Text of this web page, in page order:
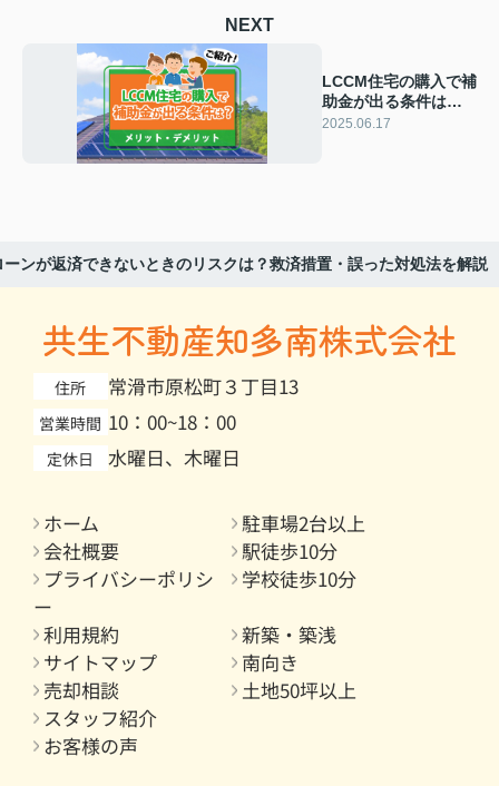
NEXT
LCCM住宅の購入で補
助金が出る条件は？
メリット・デメリッ
2025.06.17
ーンが返済できないときのリスクは？救済措置・誤った対処法を解説
共生不動産知多南株式会社
住所 常滑市原松町３丁目13
営業時間 10：00~18：00
定休日 水曜日、木曜日
ホーム
駐車場2台以上
会社概要
駅徒歩10分
プライバシーポリシ
ー
学校徒歩10分
利用規約
新築・築浅
サイトマップ
南向き
売却相談
土地50坪以上
スタッフ紹介
お客様の声